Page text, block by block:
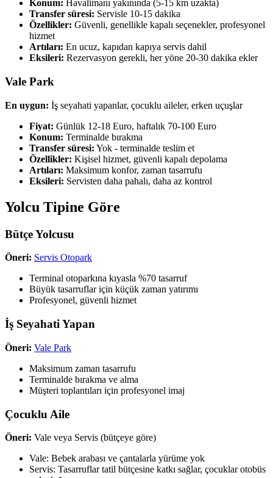
Konum: Havalimanı yakınında (5-15 km uzakta)
Transfer süresi: Servisle 10-15 dakika
Özellikler: Güvenli, genellikle kapalı seçenekler, profesyonel
hizmet
Artıları: En ucuz, kapıdan kapıya servis dahil
Eksileri: Rezervasyon gerekli, her yöne 20-30 dakika ekler
Vale Park
En uygun: İş seyahati yapanlar, çocuklu aileler, erken uçuşlar
Fiyat: Günlük 12-18 Euro, haftalık 70-100 Euro
Konum: Terminalde bırakma
Transfer süresi: Yok - terminalde teslim et
Özellikler: Kişisel hizmet, güvenli kapalı depolama
Artıları: Maksimum konfor, zaman tasarrufu
Eksileri: Servisten daha pahalı, daha az kontrol
Yolcu Tipine Göre
Bütçe Yolcusu
Öneri: Servis Otopark
Terminal otoparkına kıyasla %70 tasarruf
Büyük tasarruflar için küçük zaman yatırımı
Profesyonel, güvenli hizmet
İş Seyahati Yapan
Öneri: Vale Park
Maksimum zaman tasarrufu
Terminalde bırakma ve alma
Müşteri toplantıları için profesyonel imaj
Çocuklu Aile
Öneri: Vale veya Servis (bütçeye göre)
Vale: Bebek arabası ve çantalarla yürüme yok
Servis: Tasarruflar tatil bütçesine katkı sağlar, çocuklar otobüs